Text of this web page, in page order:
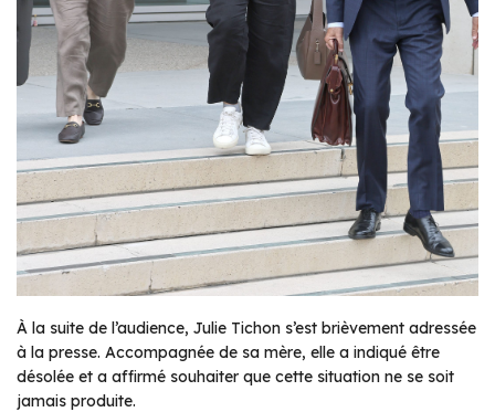
À la suite de l’audience, Julie Tichon s’est brièvement adressée
à la presse. Accompagnée de sa mère, elle a indiqué être
désolée et a affirmé souhaiter que cette situation ne se soit
jamais produite.